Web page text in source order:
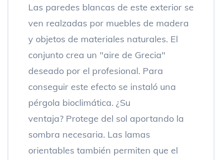
Las paredes blancas de este exterior se
ven realzadas por muebles de madera
y objetos de materiales naturales. El
conjunto crea un "aire de Grecia"
deseado por el profesional. Para
conseguir este efecto se instaló una
pérgola bioclimática. ¿Su
ventaja? Protege del sol aportando la
sombra necesaria. Las lamas
orientables también permiten que el